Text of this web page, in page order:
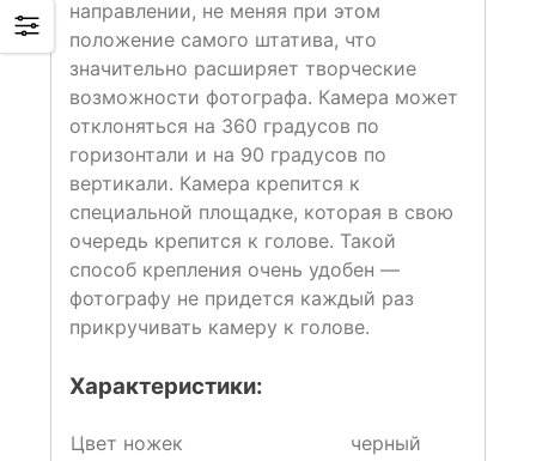
направлении, не меняя при этом
положение самого штатива, что
значительно расширяет творческие
возможности фотографа. Камера может
отклоняться на 360 градусов по
горизонтали и на 90 градусов по
вертикали. Камера крепится к
специальной площадке, которая в свою
очередь крепится к голове. Такой
способ крепления очень удобен —
фотографу не придется каждый раз
прикручивать камеру к голове.
Характеристики:
Цвет ножек
черный